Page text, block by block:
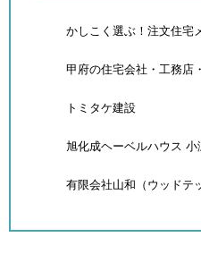
かしこく選ぶ！注文住宅
甲府の住宅会社・工務店
トミタケ建設
旭化成ヘーベルハウス
有限会社山和（ウッドテ